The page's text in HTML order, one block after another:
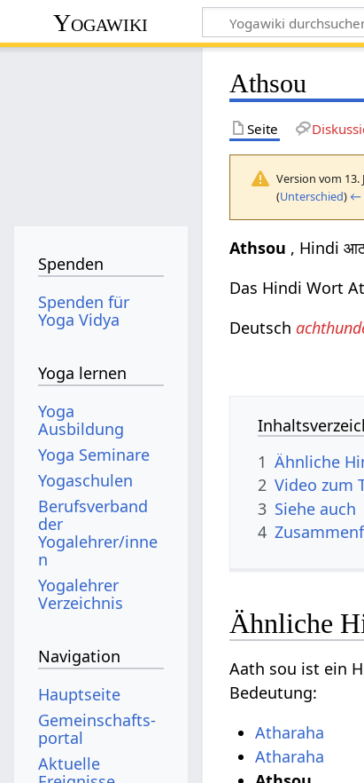
Yogawiki
Athsou
Seite
Version vom 13.
(Unterschied) ←
Athsou , Hindi
Das Hindi Wort
Deutsch
1 Ähnliche
2 Video zum
3 Siehe auch
4
Ähnliche
Aath sou ist ein
Bedeutung:
Atharaha
Atharaha
Spenden
Spenden für
Yoga Vidya
Yoga lernen
Yoga
Ausbildung
Yoga Seminare
Yogaschulen
Berufsverband
der
Yogalehrer/inne
n
Yogalehrer
Verzeichnis
Navigation
Hauptseite
Gemeinschafts­
portal
Aktuelle